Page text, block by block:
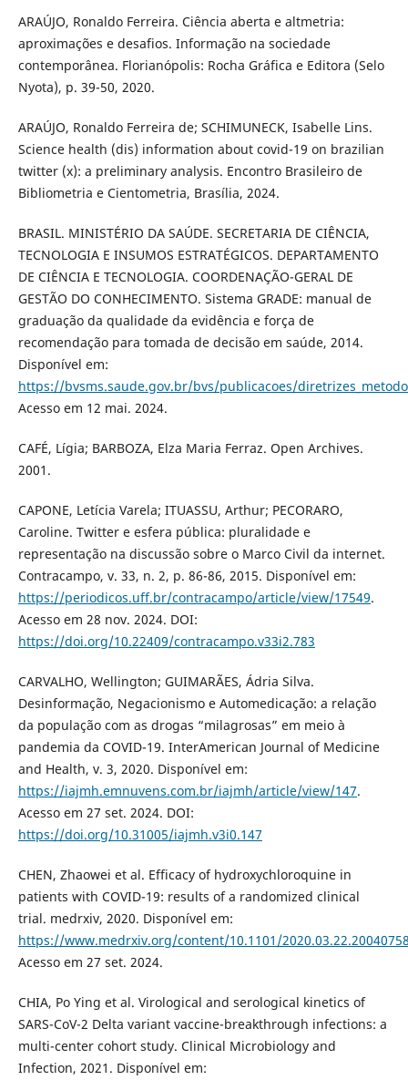
ARAÚJO, Ronaldo Ferreira. Ciência aberta e altmetria:
aproximações e desafios. Informação na sociedade
contemporânea. Florianópolis: Rocha Gráfica e Editora (Selo
Nyota), p. 39-50, 2020.
ARAÚJO, Ronaldo Ferreira de; SCHIMUNECK, Isabelle Lins.
Science health (dis) information about covid-19 on brazilian
twitter (x): a preliminary analysis. Encontro Brasileiro de
Bibliometria e Cientometria, Brasília, 2024.
BRASIL. MINISTÉRIO DA SAÚDE. SECRETARIA DE CIÊNCIA,
TECNOLOGIA E INSUMOS ESTRATÉGICOS. DEPARTAMENTO
DE CIÊNCIA E TECNOLOGIA. COORDENAÇÃO-GERAL DE
GESTÃO DO CONHECIMENTO. Sistema GRADE: manual de
graduação da qualidade da evidência e força de
recomendação para tomada de decisão em saúde, 2014.
Disponível em:
https://bvsms.saude.gov.br/bvs/publicacoes/
Acesso em 12 mai. 2024.
CAFÉ, Lígia; BARBOZA, Elza Maria Ferraz. Open Archives.
2001.
CAPONE, Letícia Varela; ITUASSU, Arthur; PECORARO,
Caroline. Twitter e esfera pública: pluralidade e
representação na discussão sobre o Marco Civil da internet.
Contracampo, v. 33, n. 2, p. 86-86, 2015. Disponível em:
https://periodicos.uff.br/contracampo/article/view/17549.
Acesso em 28 nov. 2024. DOI:
https://doi.org/10.22409/contracampo.v33i2.783
CARVALHO, Wellington; GUIMARÃES, Ádria Silva.
Desinformação, Negacionismo e Automedicação: a relação
da população com as drogas “milagrosas” em meio à
pandemia da COVID-19. InterAmerican Journal of Medicine
and Health, v. 3, 2020. Disponível em:
https://iajmh.emnuvens.com.br/iajmh/article/view/147.
Acesso em 27 set. 2024. DOI:
https://doi.org/10.31005/iajmh.v3i0.147
CHEN, Zhaowei et al. Efficacy of hydroxychloroquine in
patients with COVID-19: results of a randomized clinical
trial. medrxiv, 2020. Disponível em:
https://www.medrxiv.org/content/10.1101/
Acesso em 27 set. 2024.
CHIA, Po Ying et al. Virological and serological kinetics of
SARS-CoV-2 Delta variant vaccine-breakthrough infections: a
multi-center cohort study. Clinical Microbiology and
Infection, 2021. Disponível em: